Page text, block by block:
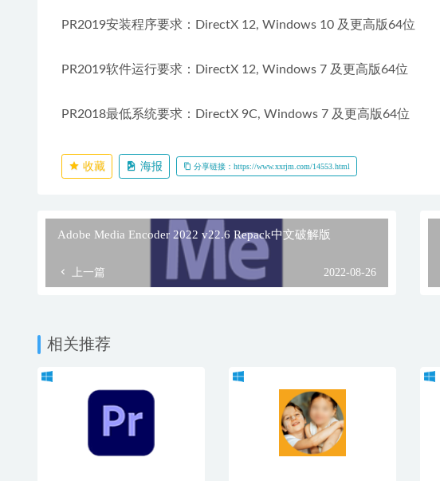
PR2019安装程序要求：DirectX 12, Windows 10 及更高版64位
PR2019软件运行要求：DirectX 12, Windows 7 及更高版64位
PR2018最低系统要求：DirectX 9C, Windows 7 及更高版64位
收藏 海报 分享链接：https://www.xxrjm.com/14553.html
Adobe Media Encoder 2022 v22.6 Repack中文破解版
上一篇 2022-08-26
相关推荐